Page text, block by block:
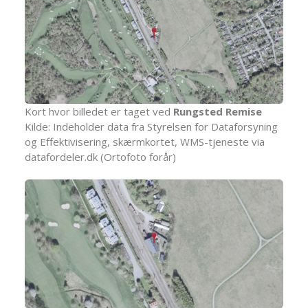
Kort hvor billedet er taget ved Rungsted Remise
Kilde: Indeholder data fra Styrelsen for Dataforsyning
og Effektivisering, skærmkortet, WMS-tjeneste via
datafordeler.dk (Ortofoto forår)